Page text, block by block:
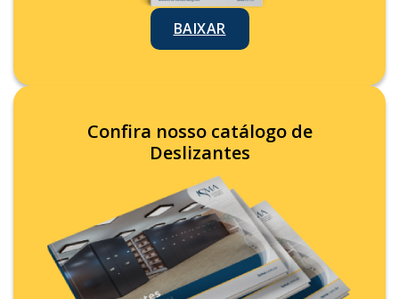
BAIXAR
Confira nosso catálogo de
Deslizantes